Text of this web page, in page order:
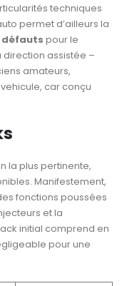
techniques
permet d’ailleurs la
défauts pour le
direction assistée –
amateurs,
car conçu
la plus pertinente,
Manifestement,
fonctions poussées
et la
initial comprend en
pour une